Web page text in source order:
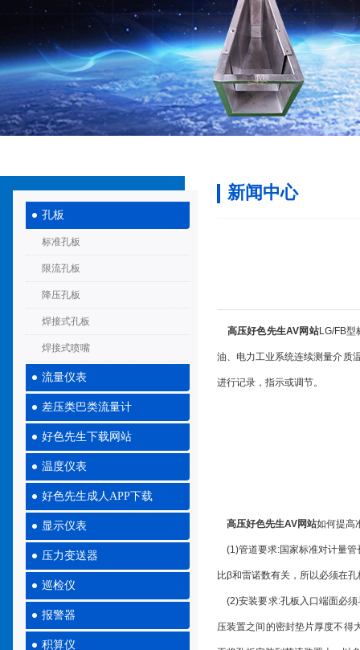
孔板
标准孔板
限流孔板
降压孔板
焊接式孔板
焊接式喷嘴
流量仪表
差压类巴类流量计
好色先生下载网站
温度仪表
好色先生成人APP下载
显示仪表
压力变送器
巡检仪
报警器
积算仪
新闻中心
高压好色先生AV网站LG/FB型
油、电力工业系统连续测量介质
进行记录，指示或调节。
高压好色先生AV网站如何提高
(1)管道要求:国家标准对计量管
比β和雷诺数有关，所以必须在
(2)安装要求:孔板入口端面必须
压装置之间的密封垫片厚度不得